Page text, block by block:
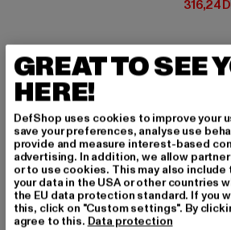
316,24
-33% -33%
GREAT TO SEE
HERE!
DefShop uses cookies to improve your
save your preferences, analyse use
provide and measure interest-based
advertising. In addition, we allow
or to use cookies. This may also
your data in the USA or other countries
the EU data protection standard. If you
this, click on "Custom settings". By
agree to this. Data protection